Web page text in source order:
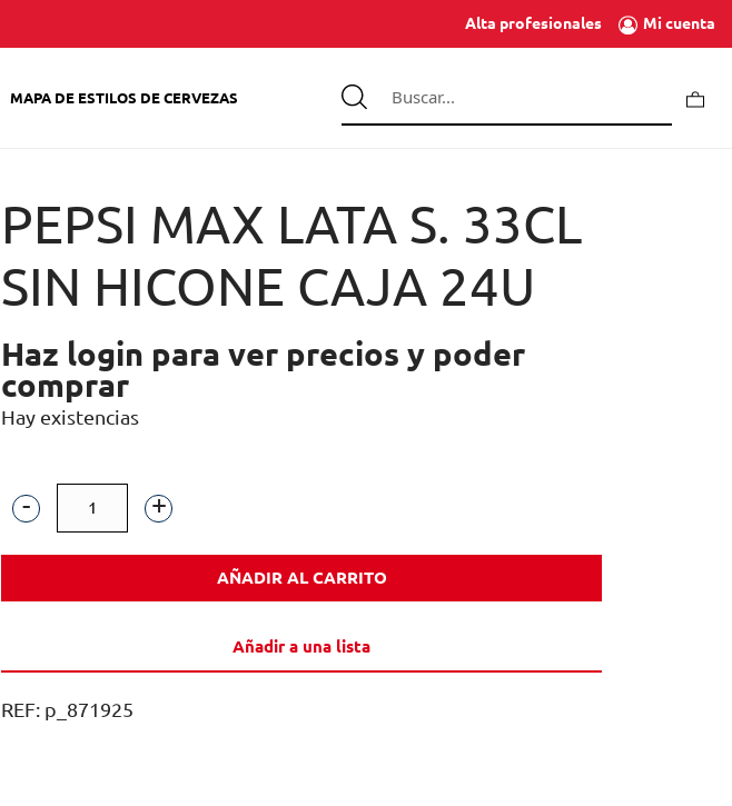
Alta profesionales Mi cuenta
MAPA DE ESTILOS DE CERVEZAS
PEPSI MAX LATA S. 33CL
SIN HICONE CAJA 24U
Haz login para ver precios y poder
comprar
Hay existencias
PEPSI
MAX
HICONE
AÑADIR AL CARRITO
Añadir a una lista
REF: p_871925